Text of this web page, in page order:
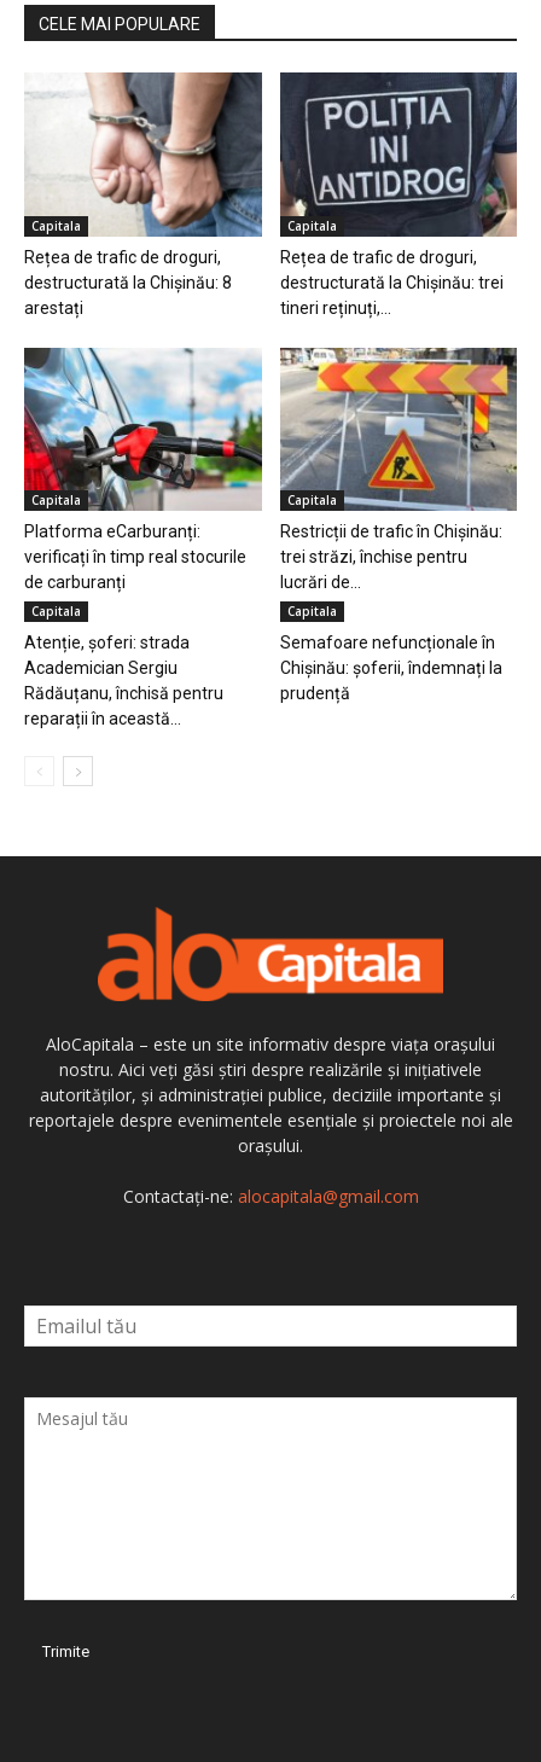
CELE MAI POPULARE
Capitala
Rețea de trafic de droguri,
destructurată la Chișinău: 8
arestați
Capitala
Rețea de trafic de droguri,
destructurată la Chișinău: trei
tineri reținuți,...
Capitala
Platforma eCarburanți:
verificați în timp real stocurile
de carburanți
Capitala
Restricții de trafic în Chișinău:
trei străzi, închise pentru
lucrări de...
Capitala
Atenție, șoferi: strada
Academician Sergiu
Rădăuțanu, închisă pentru
reparații în această...
Capitala
Semafoare nefuncționale în
Chișinău: șoferii, îndemnați la
prudență
AloCapitala – este un site informativ despre viața orașului
nostru. Aici veți găsi știri despre realizările și inițiativele
autorităților, și administrației publice, deciziile importante și
reportajele despre evenimentele esențiale și proiectele noi ale
orașului.
Contactați-ne: alocapitala@gmail.com